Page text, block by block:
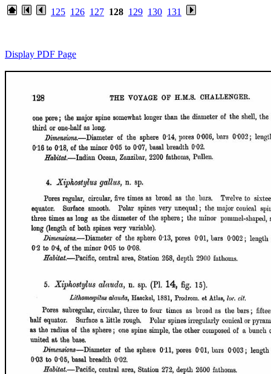
125 126 127 128 129 130 131
Display PDF Page